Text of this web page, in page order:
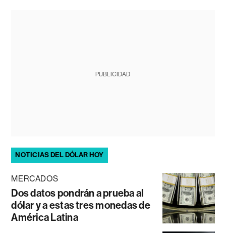
PUBLICIDAD
NOTICIAS DEL DÓLAR HOY
MERCADOS
Dos datos pondrán a prueba al
dólar y a estas tres monedas de
América Latina